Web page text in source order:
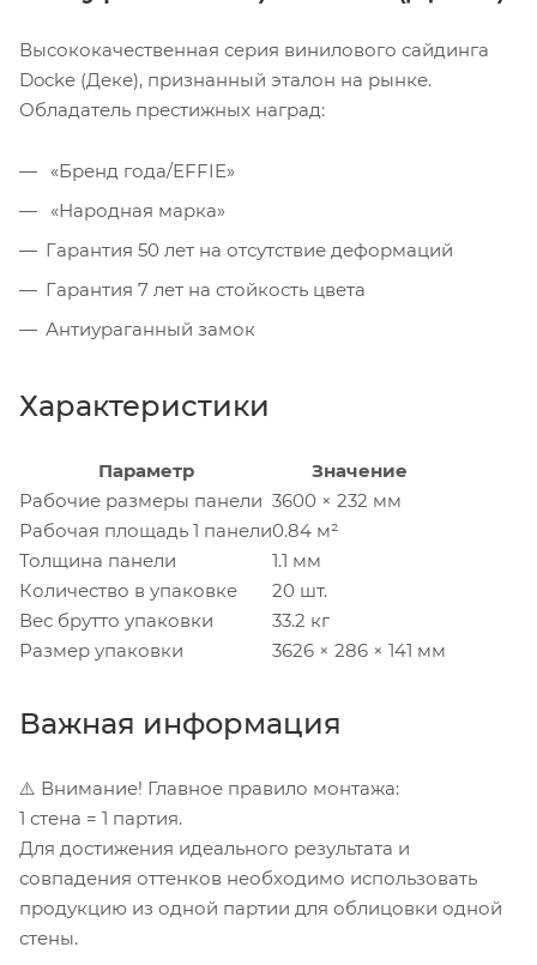
Высококачественная серия винилового сайдинга
Docke (Деке), признанный эталон на рынке.
Обладатель престижных наград:
«Бренд года/EFFIE»
«Народная марка»
Гарантия 50 лет на отсутствие деформаций
Гарантия 7 лет на стойкость цвета
Антиураганный замок
Характеристики
Параметр
Значение
Рабочие размеры панели 3600 × 232 мм
Рабочая площадь 1 панели0.84 м²
Толщина панели
1.1 мм
Количество в упаковке
20 шт.
Вес брутто упаковки
33.2 кг
Размер упаковки
3626 × 286 × 141 мм
Важная информация
⚠️ Внимание! Главное правило монтажа:
1 стена = 1 партия.
Для достижения идеального результата и
совпадения оттенков необходимо использовать
продукцию из одной партии для облицовки одной
стены.